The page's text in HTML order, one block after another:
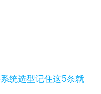
统选型记住这5条就